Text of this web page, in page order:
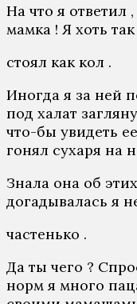
На что я ответил
мaмка ! Я хоть
стоял как кол .
Иногда я за ней
под халат
что-бы увидеть
гонял сухаря на
Знала она об
догадывалась я
частенько .
Да ты чего ?
норм я много